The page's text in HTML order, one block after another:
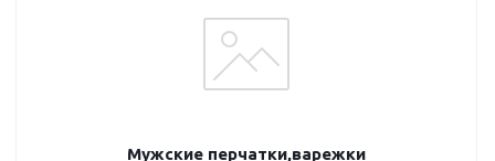
Мужские перчатки,варежки